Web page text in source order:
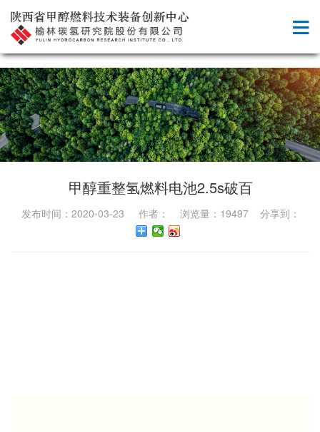
甲醇重整氢燃料电池2.5s破百
发布时间：2020-03-23 作者： 浏览量：19497 分享到：